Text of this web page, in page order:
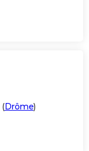
(Drôme)